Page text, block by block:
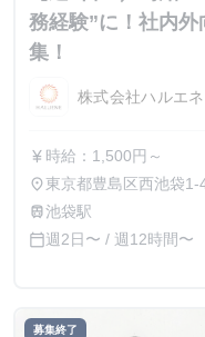
務経験”に！社内
集！
株式会社ハルエネ
currency_yen 時給：1,500円～
place東京都豊島区西池袋1-
train池袋駅
calendar_today週2日〜 / 週12時間〜
募集終了